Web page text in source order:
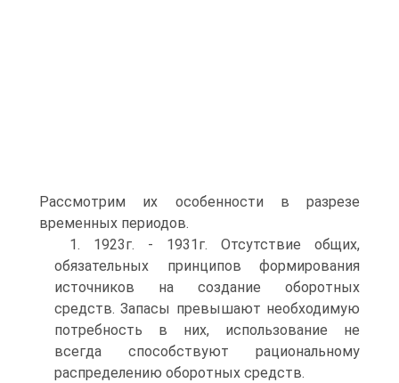
Рассмотрим их особенности в разрезе
временных периодов.
1. 1923г. - 1931г. Отсутствие общих,
обязательных принципов формирования
источников на создание оборотных
средств. Запасы превышают необходимую
потребность в них, использование не
всегда способствуют рациональному
распределению оборотных средств.